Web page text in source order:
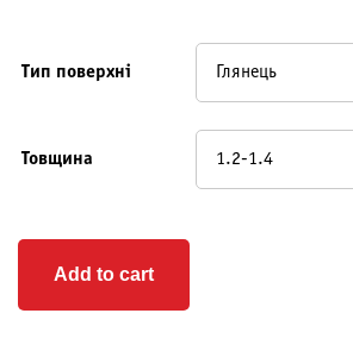
Тип поверхні
Товщина
Add to cart